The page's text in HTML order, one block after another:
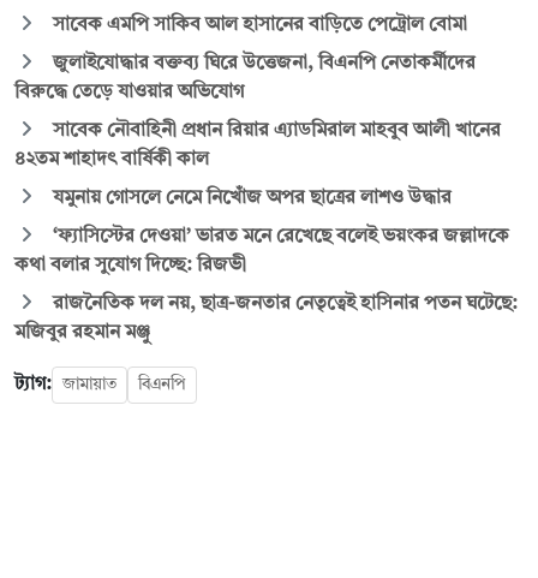
সাবেক এমপি সাকিব আল হাসানের বাড়িতে পেট্রোল বোমা
জুলাইযোদ্ধার বক্তব্য ঘিরে উত্তেজনা, বিএনপি নেতাকর্মীদের
বিরুদ্ধে তেড়ে যাওয়ার অভিযোগ
সাবেক নৌবাহিনী প্রধান রিয়ার এ্যাডমিরাল মাহবুব আলী খানের
৪২তম শাহাদৎ বার্ষিকী কাল
যমুনায় গোসলে নেমে নিখোঁজ অপর ছাত্রের লাশও উদ্ধার
‘ফ্যাসিস্টের দেওয়া’ ভারত মনে রেখেছে বলেই ভয়ংকর জল্লাদকে
কথা বলার সুযোগ দিচ্ছে: রিজভী
রাজনৈতিক দল নয়, ছাত্র-জনতার নেতৃত্বেই হাসিনার পতন ঘটেছে:
মজিবুর রহমান মঞ্জু
ট্যাগ: জামায়াত বিএনপি